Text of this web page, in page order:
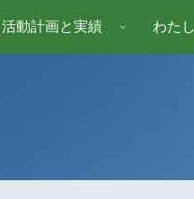
活動計画と実績 わた